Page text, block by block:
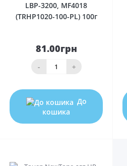
LBP-3200, MF4018
(TRHP1020-100-PL) 100г
81.00грн
- +
До
кошика